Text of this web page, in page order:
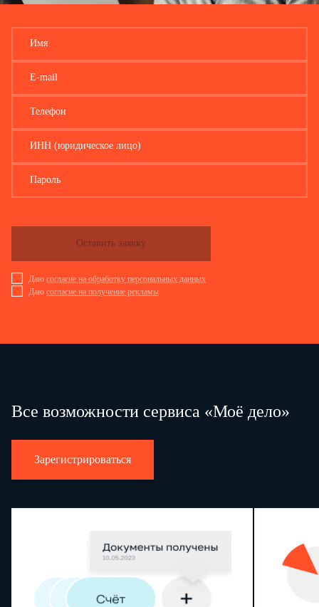
Имя
E-mail
Телефон
ИНН (юридическое лицо)
Пароль
Даю согласие на обработку персональных данных
Даю согласие на получение рекламы
Оставить заявку
Все возможности сервиса «Моё дело»
Зарегистрироваться